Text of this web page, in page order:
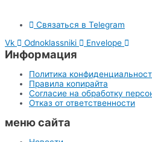
Связаться в Telegram
Vk
Odnoklassniki Envelope
Информация
Политика
Правила копирайта
Согласие на обработку
Отказ от ответственности
меню сайта